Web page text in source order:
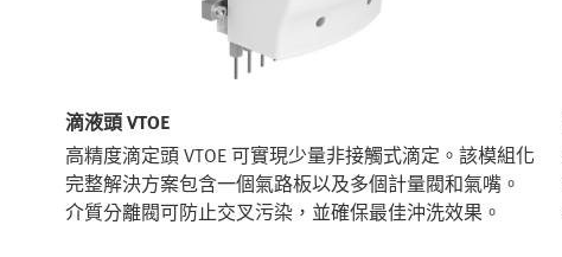
滴液頭 VTOE
高精度滴定頭 VTOE 可實現少量非接觸式滴定。該模組化
完整解決方案包含一個氣路板以及多個計量閥和氣嘴。
介質分離閥可防止交叉污染，並確保最佳沖洗效果。